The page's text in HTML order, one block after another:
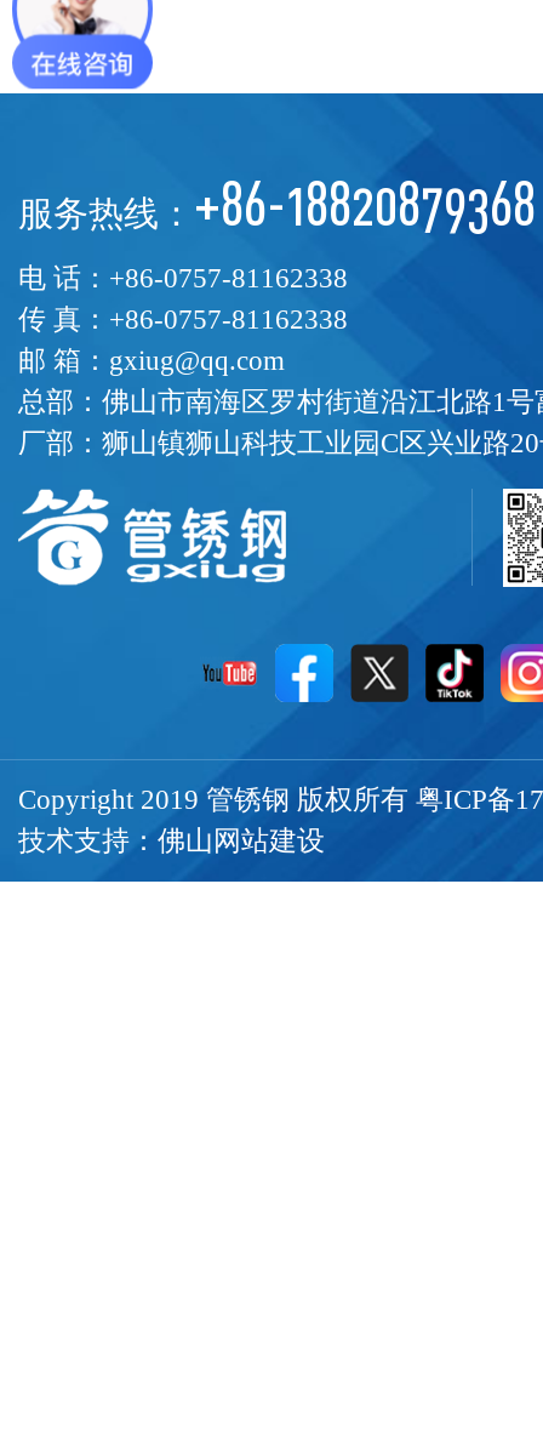
服务热线： +86-18820879368
电 话：+86-0757-81162338
传 真：+86-0757-81162338
邮 箱：gxiug@qq.com
总部：佛山市南海区罗村街道沿江北路1号
厂部：狮山镇狮山科技工业园C区兴业路
Copyright 2019 管锈钢 版权所有 粤ICP备
技术支持： 佛山网站建设